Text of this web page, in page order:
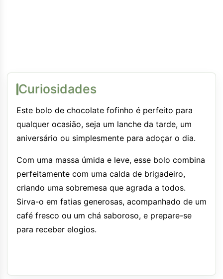
Curiosidades
Este bolo de chocolate fofinho é perfeito para
qualquer ocasião, seja um lanche da tarde, um
aniversário ou simplesmente para adoçar o dia.
Com uma massa úmida e leve, esse bolo combina
perfeitamente com uma calda de brigadeiro,
criando uma sobremesa que agrada a todos.
Sirva-o em fatias generosas, acompanhado de um
café fresco ou um chá saboroso, e prepare-se
para receber elogios.